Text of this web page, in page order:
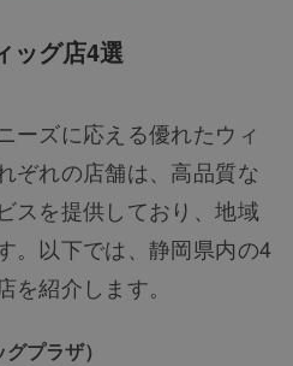
ッグ店4選
ーズに応える優れたウィ
ぞれの店舗は、高品質な
スを提供しており、地域
。以下では、静岡県内の4
紹介します。
プラザ）